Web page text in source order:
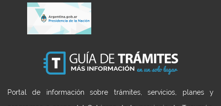
Portal de información sobre trámites, servicios, planes y